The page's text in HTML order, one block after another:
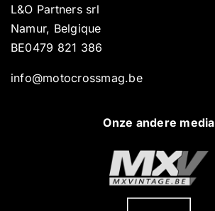
L&O Partners srl
Namur, Belgique
BE0479 821 386
info@motocrossmag.be
Onze andere media